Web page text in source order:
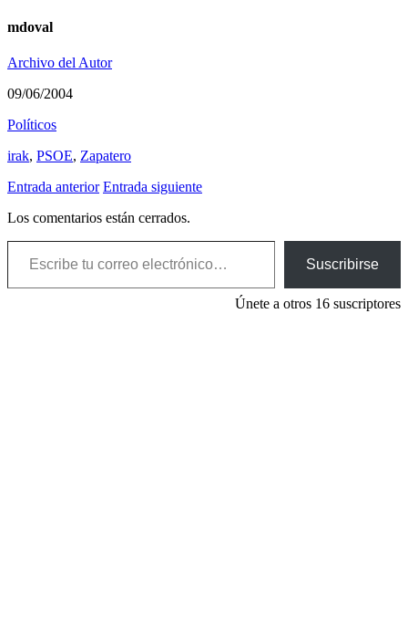
mdoval
Archivo del Autor
09/06/2004
Polí­ticos
irak, PSOE, Zapatero
Entrada anterior Entrada siguiente
Los comentarios están cerrados.
Escribe tu correo electrónico…
Suscribirse
Únete a otros 16 suscriptores